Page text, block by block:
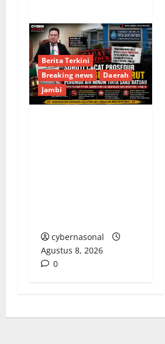
Berita Terkini
Breaking news
Daerah
Jambi
cybernasonal
Agustus 8, 2026
0